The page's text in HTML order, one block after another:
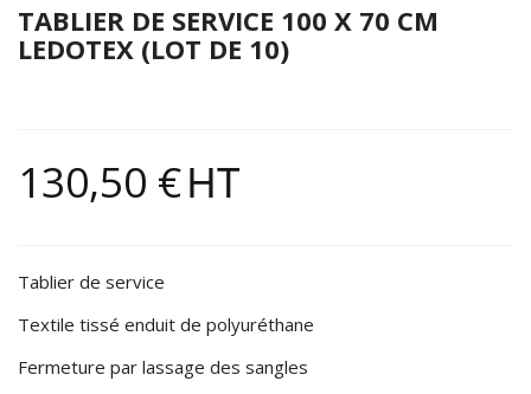
TABLIER DE SERVICE 100 X 70 CM
LEDOTEX (LOT DE 10)
130,50 €HT
Tablier de service
Textile tissé enduit de polyuréthane
Fermeture par lassage des sangles